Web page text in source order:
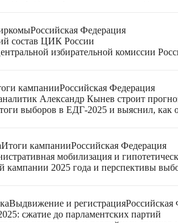
Российская Федерация
состав ЦИК России
избирательной комиссии
кампанииРоссийская Федерация
Александр Кынев строит
выборов в ЕДГ-2025 и выяснил,
Итоги кампанииРоссийская Федерация
мобилизация и
кампании 2025 года и перспективы
Выдвижение и регистрацияРоссийская
сжатие до парламентских партий